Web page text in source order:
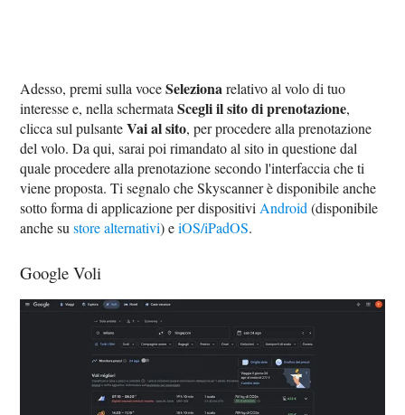
Adesso, premi sulla voceSelezionarelativo al volo di tuo
interesse e, nella schermataScegli il sito di prenotazione,
clicca sul pulsanteVai al sito, per procedere alla prenotazione
del volo. Da qui, sarai poi rimandato al sito in questione dal
quale procedere alla prenotazione secondo l'interfaccia che ti
viene proposta. Ti segnalo che Skyscanner è disponibile anche
sotto forma di applicazione per dispositivi Android (disponibile
anche sustore alternativi) eiOS/iPadOS.
Google Voli